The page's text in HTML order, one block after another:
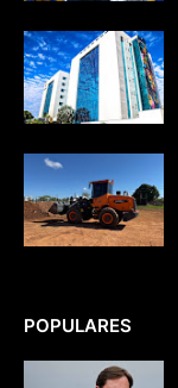
POPULARES